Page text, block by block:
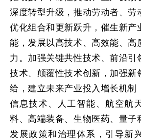
深度转型升级，推动劳动者、劳
优化组合和更新跃升，催生新产
能，发展以高技术、高效能、高
力。加强关键共性技术、前沿引
技术、颠覆性技术创新，加强新
给，建立未来产业投入增长机制
信息技术、人工智能、航空航
料、高端装备、生物医药、量子
发展政策和治理体系，引导新